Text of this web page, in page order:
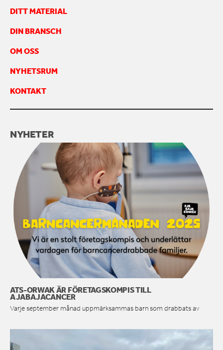
DITT MATERIAL
DIN BRANSCH
OM OSS
NYHETSRUM
KONTAKT
NYHETER
ATS-ORWAK ÄR FÖRETAGSKOMPIS TILL
AJABAJACANCER
Varje september månad uppmärksammas barn som drabbats av